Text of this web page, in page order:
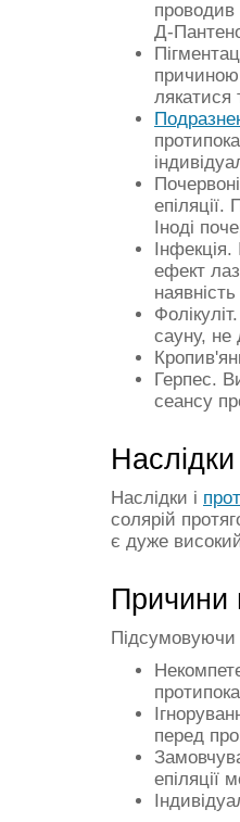
проводив
Д-
причиною
лякатися
епіляції.
Іноді
ефект
сауну, не
Герпес.
сеансу
Наслідки
Наслідки і
солярій
є дуже
Причини
Підсумовуючи
перед
епіляції